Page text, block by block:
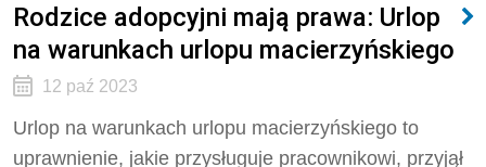
Rodzice adopcyjni mają prawa: Urlop
na warunkach urlopu macierzyńskiego
12 paź 2023
Urlop na warunkach urlopu macierzyńskiego to
uprawnienie, jakie przysługuje pracownikowi, przyjął